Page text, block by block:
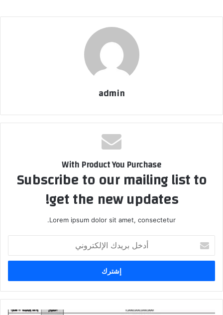
admin
With Product You Purchase
Subscribe to our mailing list to
get the new updates!
Lorem ipsum dolor sit amet, consectetur.
بريدك
الإلكتروني